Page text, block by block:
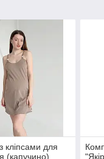
кліпсами для
(капучино)